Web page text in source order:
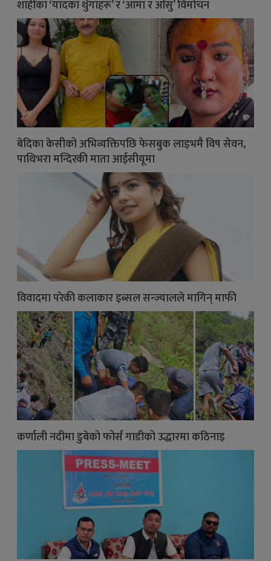
शाहीका ‘यादका थुँगाहरू’ र ‘आमा र आँसु’ विमोचन
बेदिका केसीको अभिव्यक्तिपछि फेसबुक लाइभमै विष सेवन,
पाथिभरा मन्दिरकी माता आईसीयूमा
विवादमा परेकी कलाकार इब्सल सन्ज्यालले मागिन् माफी
कर्णाली नदीमा डुबेको फोर्स गाडीको उद्धारमा कठिनाइ